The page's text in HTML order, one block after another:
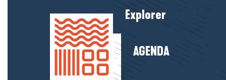
Explorer
AGENDA